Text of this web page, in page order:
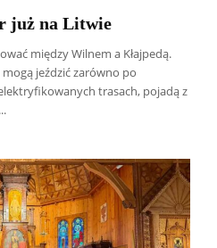
już na Litwie
między Wilnem a Kłajpedą.
jeździć zarówno po
trasach, pojadą z